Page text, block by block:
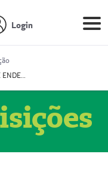
Login
MUDANÇA DE ENDEREÇO - DIAGITAB SERVIÇOS MÉDICOS LTDA (54003267-5)